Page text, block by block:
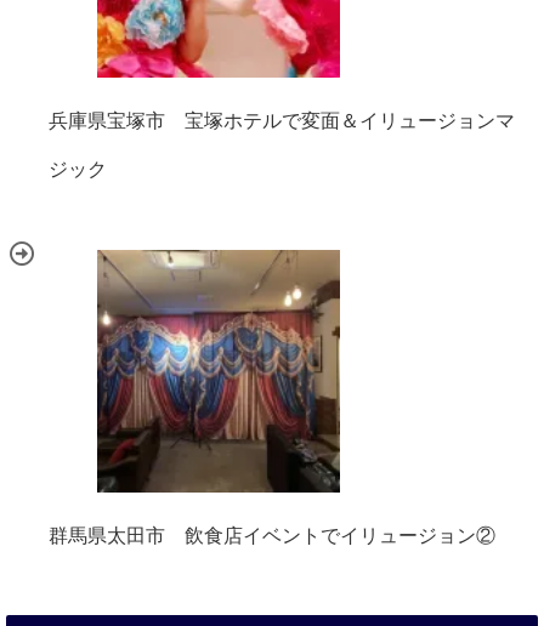
兵庫県宝塚市 宝塚ホテルで変面＆イリュージョンマ
ジック
群馬県太田市 飲食店イベントでイリュージョン②